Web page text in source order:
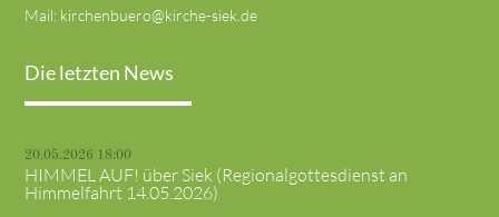
Mail: kirchenbuero@kirche-siek.de
Die letzten News
20.05.2026 18:00
HIMMEL AUF! über Siek (Regionalgottesdienst an
Himmelfahrt 14.05.2026)